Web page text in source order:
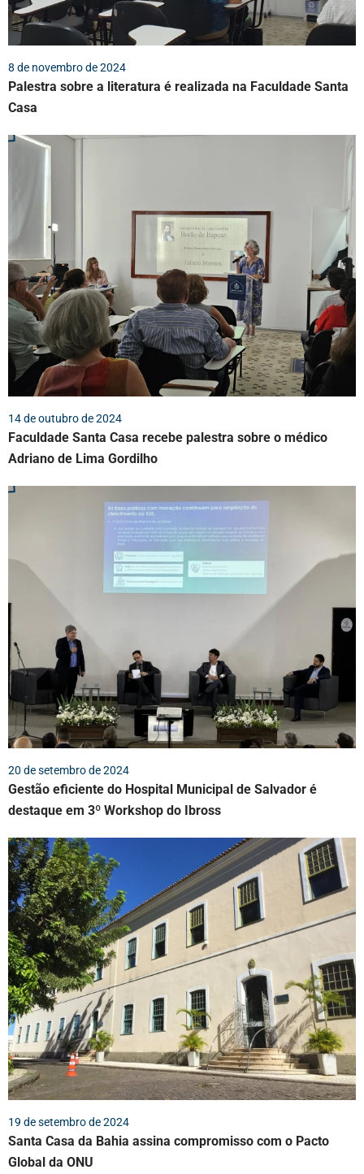
8 de novembro de 2024
Palestra sobre a literatura é realizada na Faculdade Santa
Casa
14 de outubro de 2024
Faculdade Santa Casa recebe palestra sobre o médico
Adriano de Lima Gordilho
20 de setembro de 2024
Gestão eficiente do Hospital Municipal de Salvador é
destaque em 3º Workshop do Ibross
19 de setembro de 2024
Santa Casa da Bahia assina compromisso com o Pacto
Global da ONU